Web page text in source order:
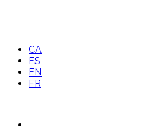
CA
ES
EN
FR